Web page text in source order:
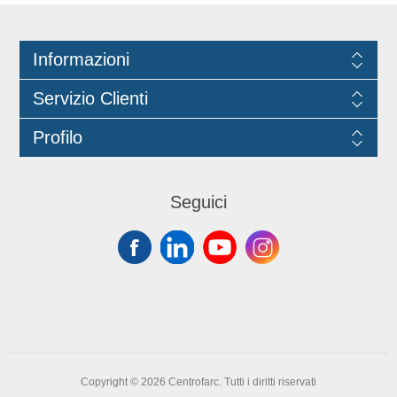
Informazioni
Servizio Clienti
Profilo
Seguici
Copyright © 2026 Centrofarc. Tutti i diritti riservati